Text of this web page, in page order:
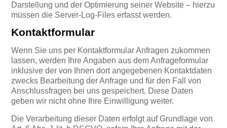
Darstellung und der Optimierung seiner Website – hierzu
müssen die Server-Log-Files erfasst werden.
Kontaktformular
Wenn Sie uns per Kontaktformular Anfragen zukommen
lassen, werden Ihre Angaben aus dem Anfrageformular
inklusive der von Ihnen dort angegebenen Kontaktdaten
zwecks Bearbeitung der Anfrage und für den Fall von
Anschlussfragen bei uns gespeichert. Diese Daten
geben wir nicht ohne Ihre Einwilligung weiter.
Die Verarbeitung dieser Daten erfolgt auf Grundlage von